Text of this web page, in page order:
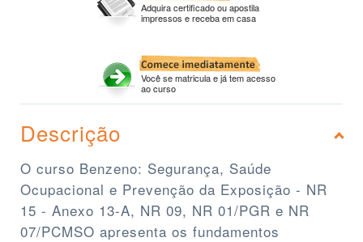
Adquira certificado ou apostila
impressos e receba em casa
Você se matricula e já tem acesso
ao curso
Descrição
O curso Benzeno: Segurança, Saúde
Ocupacional e Prevenção da Exposição - NR
15 - Anexo 13-A, NR 09, NR 01/PGR e NR
07/PCMSO apresenta os fundamentos